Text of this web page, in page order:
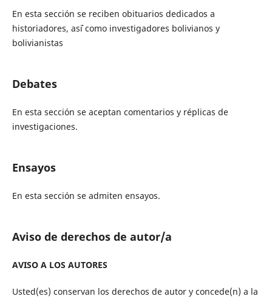
En esta sección se reciben obituarios dedicados a
historiadores, as´´i como investigadores bolivianos y
bolivianistas
Debates
En esta sección se aceptan comentarios y réplicas de
investigaciones.
Ensayos
En esta sección se admiten ensayos.
Aviso de derechos de autor/a
AVISO A LOS AUTORES
Usted(es) conservan los derechos de autor y concede(n) a la